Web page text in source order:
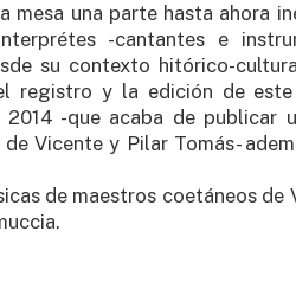
mesa una parte hasta ahora
-cantantes e
su contexto hitórico-
registro y la edición de
-que acaba de publicar
Vicente y Pilar Tomás-
de maestros coetáneos de